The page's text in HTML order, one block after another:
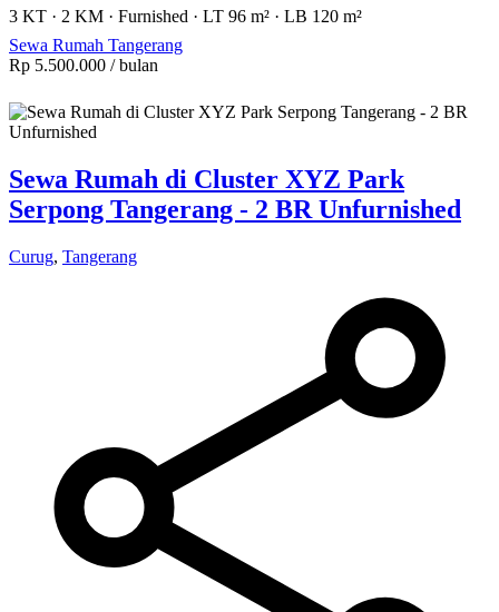
3 KT · 2 KM · Furnished · LT 96 m² · LB 120 m²
Sewa Rumah Tangerang
Rp 5.500.000 / bulan
Sewa Rumah di Cluster XYZ Park
Serpong Tangerang - 2 BR Unfurnished
Curug, Tangerang